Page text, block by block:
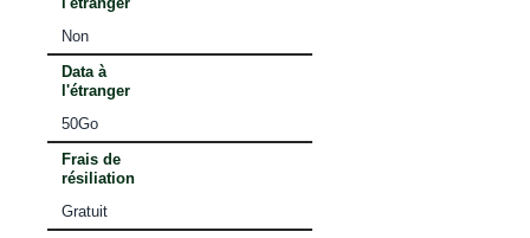
l'étranger
Non
Data à
l'étranger
50Go
Frais de
résiliation
Gratuit